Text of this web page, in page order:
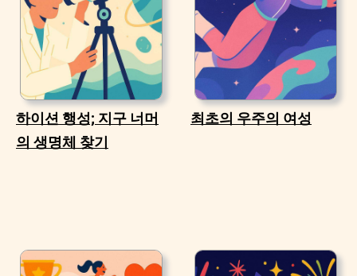
하이션 행성; 지구 너머
의 생명체 찾기
최초의 우주의 여성